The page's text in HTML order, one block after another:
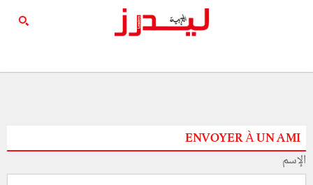
ENVOYER À UN AMI
الإسم